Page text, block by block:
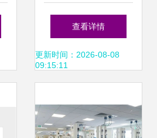
中国联塑推动智能
制造创新发展
查看详情
更新时间：2026-08-08
09:15:11